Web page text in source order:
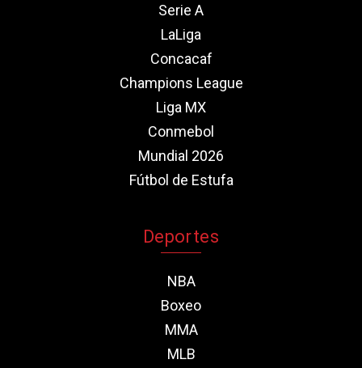
Serie A
LaLiga
Concacaf
Champions League
Liga MX
Conmebol
Mundial 2026
Fútbol de Estufa
Deportes
NBA
Boxeo
MMA
MLB